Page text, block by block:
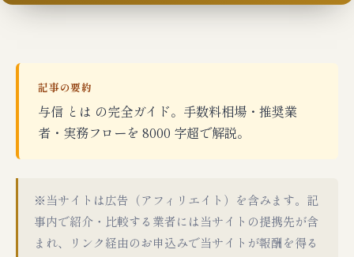
記事の要約
与信 とは の完全ガイド。手数料相場・推奨業
者・実務フローを 8000 字超で解説。
※当サイトは広告（アフィリエイト）を含みます。記
事内で紹介・比較する業者には当サイトの提携先が含
まれ、リンク経由のお申込みで当サイトが報酬を得る